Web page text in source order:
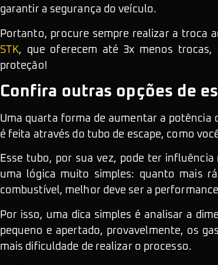
garantir a segurança do veículo.
Portanto, procure sempre realizar a troca
STK, que oferecem até 3x menos
proteção!
Confira outras opções de
Uma quarta forma de aumentar a potência
é feita através do tubo de escape, como
Esse tubo, por sua vez, pode ter
uma lógica muito simples: quanto mais
combustível, melhor deve ser a
Por isso, uma dica simples é analisar a
pequeno e apertado, provavelmente, os
mais dificuldade de realizar o processo.